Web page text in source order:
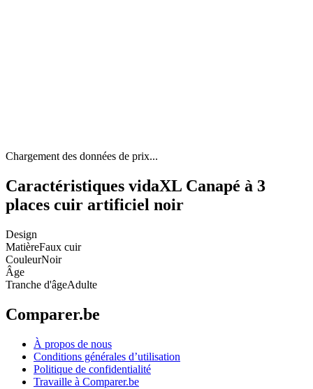
Chargement des données de prix...
Caractéristiques vidaXL Canapé à 3
places cuir artificiel noir
Design
MatièreFaux cuir
CouleurNoir
Âge
Tranche d'âgeAdulte
Comparer.be
À propos de nous
Conditions générales d’utilisation
Politique de confidentialité
Travaille à Comparer.be